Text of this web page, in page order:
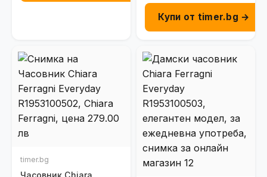
Купи от timer.bg →
timer.bg